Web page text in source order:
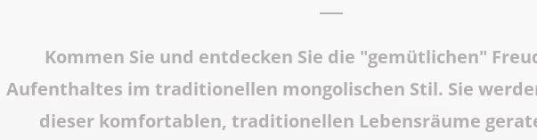
Grotten von Cerdon
Kommen Sie und entdecken Sie die "gemütlichen"
Aufenthaltes im traditionellen mongolischen Stil. Sie
dieser komfortablen, traditionellen Lebensräume